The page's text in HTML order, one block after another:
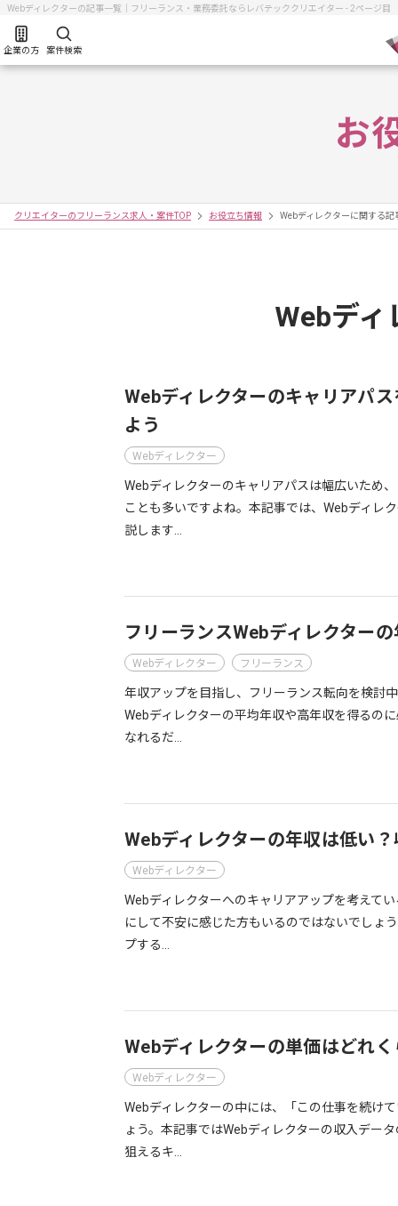
Webディレクターの記事一覧｜フリーランス・業務委託ならレバテッククリエイター - 2ページ目
企業の方 案件検索
お
クリエイターのフリーランス求人・案件TOP お役立ち情報 Webディレクターに関する記
Webディ
Webディレクターのキャリアパ
よう
Webディレクター
Webディレクターのキャリアパスは幅広いため
ことも多いですよね。本記事では、Webディレ
説します…
フリーランスWebディレクター
Webディレクター フリーランス
年収アップを目指し、フリーランス転向を検討
Webディレクターの平均年収や高年収を得るの
なれるだ…
Webディレクターの年収は低い
Webディレクター
Webディレクターへのキャリアアップを考えて
にして不安に感じた方もいるのではないでしょ
プする…
Webディレクターの単価はどれ
Webディレクター
Webディレクターの中には、「この仕事を続け
ょう。本記事ではWebディレクターの収入デー
狙えるキ…